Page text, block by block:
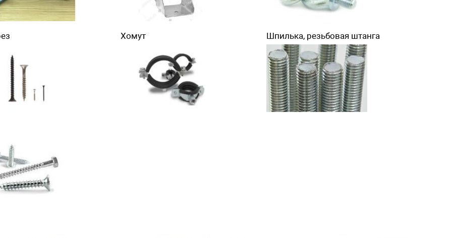
Хомут Шпилька, резьбовая штанга